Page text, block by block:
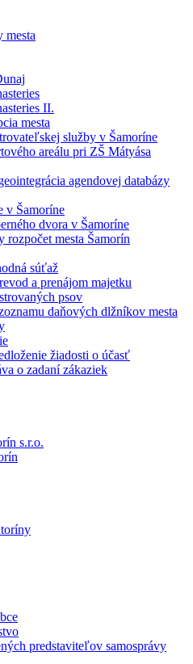
mesta
II.
mesta
služby v Šamoríne
areálu pri ZŠ Mátyása
agendovej databázy
v Šamoríne
dvora v Šamoríne
rozpočet mesta Šamorín
súťaž
a prenájom majetku
psov
daňových dlžníkov mesta
žiadosti o účasť
o zadaní zákaziek
s.r.o.
predstaviteľov samosprávy